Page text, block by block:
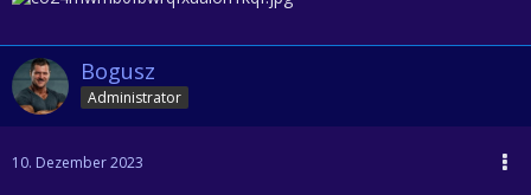
Bogusz
Administrator
10. Dezember 2023